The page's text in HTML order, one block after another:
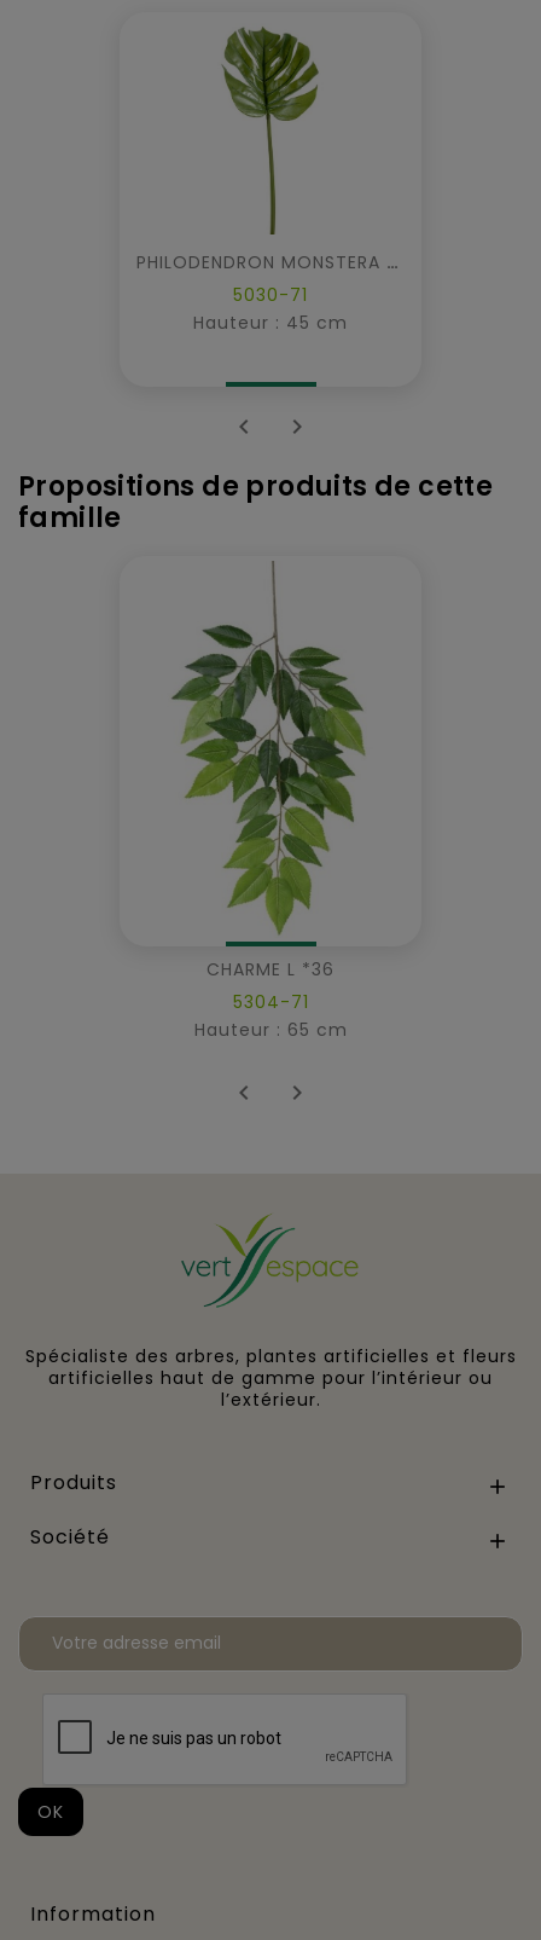
PHILODENDRON MONSTERA TIGE
5030-71
Hauteur : 45 cm
 
Propositions de produits de cette
famille
CHARME L *36
5304-71
Hauteur : 65 cm
 
Spécialiste des arbres, plantes artificielles et fleurs
artificielles haut de gamme pour l’intérieur ou
l’extérieur.
Produits 
Société 
Information